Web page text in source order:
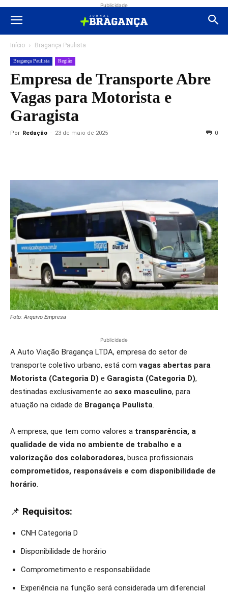
Publicidade
Início Bragança Paulista
Bragança Paulista Região
Empresa de Transporte Abre
Vagas para Motorista e
Garagista
Por Redação - 23 de maio de 2025 0
Foto: Arquivo Empresa
Publicidade
A Auto Viação Bragança LTDA, empresa do setor de
transporte coletivo urbano, está com vagas abertas para
Motorista (Categoria D) e Garagista (Categoria D),
destinadas exclusivamente ao sexo masculino, para
atuação na cidade de Bragança Paulista.
A empresa, que tem como valores a transparência, a
qualidade de vida no ambiente de trabalho e a
valorização dos colaboradores, busca profissionais
comprometidos, responsáveis e com disponibilidade de
horário.
📌 Requisitos:
CNH Categoria D
Disponibilidade de horário
Comprometimento e responsabilidade
Experiência na função será considerada um diferencial